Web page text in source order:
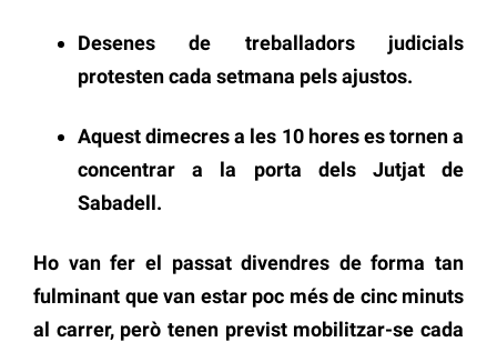
Desenes de treballadors judicials
protesten cada setmana pels ajustos.
Aquest dimecres a les 10 hores es tornen a
concentrar a la porta dels Jutjat de
Sabadell.
Ho van fer el passat divendres de forma tan
fulminant que van estar poc més de cinc minuts
al carrer, però tenen previst mobilitzar-se cada